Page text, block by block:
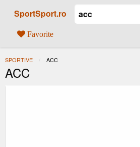
SportSport.ro
Favorite
SPORTIVE ACTUAL:
ACC
ACC